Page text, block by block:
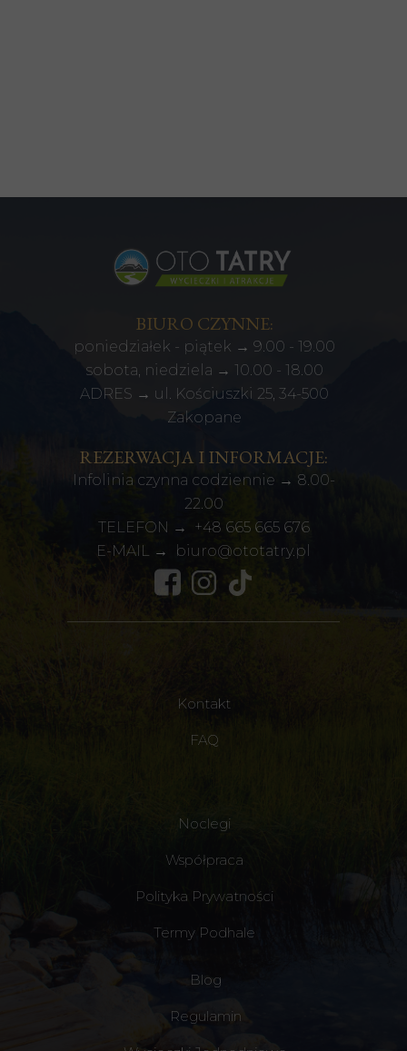
Kontakt
FAQ
Noclegi
Współpraca
Polityka Prywatności
Termy Podhale
BIURO CZYNNE:
poniedziałek - piątek → 9.00 - 19.00
sobota, niedziela → 10.00 - 18.00
ADRES → ul. Kościuszki 25, 34-500
Zakopane
REZERWACJA I INFORMACJE:
Infolinia czynna codziennie → 8.00-
22.00
TELEFON → +48 665 665 676
E-MAIL →
biuro@ototatry.pl
Blog
Regulamin